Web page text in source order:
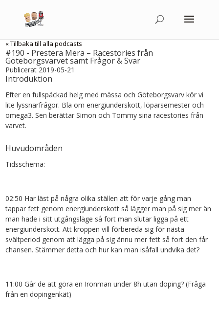
« Tillbaka till alla podcasts
#190 - Prestera Mera – Racestories från
Göteborgsvarvet samt Frågor & Svar
Publicerat 2019-05-21
Introduktion
Efter en fullspäckad helg med mässa och Göteborgsvarv kör vi
lite lyssnarfrågor. Bla om energiunderskott, löparsemester och
omega3. Sen berättar Simon och Tommy sina racestories från
varvet.
Huvudområden
Tidsschema:
02:50 Har läst på några olika ställen att för varje gång man
tappar fett genom energiunderskott så lägger man på sig mer än
man hade i sitt utgångsläge så fort man slutar ligga på ett
energiunderskott. Att kroppen vill förbereda sig för nästa
svältperiod genom att lägga på sig ännu mer fett så fort den får
chansen. Stämmer detta och hur kan man isåfall undvika det?
11:00 Går de att göra en Ironman under 8h utan doping? (Fråga
från en dopingenkät)